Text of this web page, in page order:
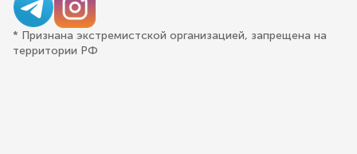
* Признана экстремистской организацией, запрещена на
территории РФ